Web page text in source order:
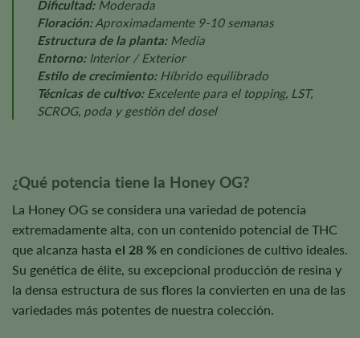
Dificultad:Moderada
Floración:Aproximadamente 9-10 semanas
Estructura de la planta:Media
Entorno:Interior / Exterior
Estilo de crecimiento:Híbrido equilibrado
Técnicas de cultivo:Excelente para el topping, LST,
SCROG, poda y gestión del dosel
¿Qué potencia tiene la Honey OG?
La Honey OG se considera una variedad de potencia
extremadamente alta, con un contenido potencial de THC
que alcanza hasta el 28 % en condiciones de cultivo ideales.
Su genética de élite, su excepcional producción de resina y
la densa estructura de sus flores la convierten en una de las
variedades más potentes de nuestra colección.